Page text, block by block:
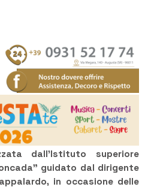
dall’Istituto superiore
guidato dal dirigente
in occasione delle